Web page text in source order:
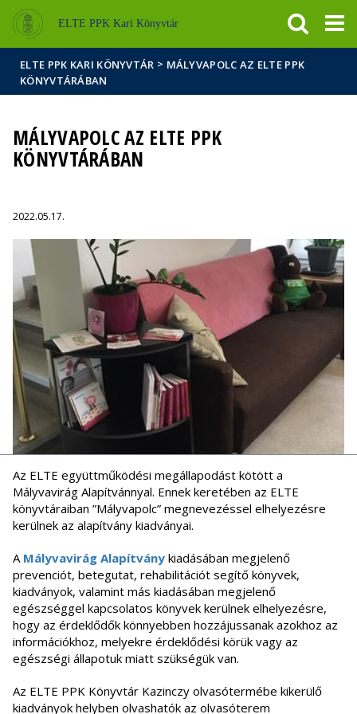
Hírek
Események
ELTE a
sajtóban
ELTE PPK Kari Könyvtár
ELTE PPK KARI KÖNYVTÁR > MÁLYVAPOLC AZ ELTE PPK
KÖNYVTÁRÁBAN
MÁLYVAPOLC AZ ELTE PPK
KÖNYVTÁRÁBAN
2022.05.17.
Az ELTE együttműködési megállapodást kötött a
Mályvavirág Alapítvánnyal. Ennek keretében az ELTE
könyvtáraiban ”Mályvapolc” megnevezéssel elhelyezésre
kerülnek az alapítvány kiadványai.
A Mályvavirág Alapítvány kiadásában megjelenő
prevenciót, betegutat, rehabilitációt segítő könyvek,
kiadványok, valamint más kiadásában megjelenő
egészséggel kapcsolatos könyvek kerülnek elhelyezésre,
hogy az érdeklődők könnyebben hozzájussanak azokhoz az
információkhoz, melyekre érdeklődési körük vagy az
egészségi állapotuk miatt szükségük van.
Az ELTE PPK Könyvtár Kazinczy olvasótermébe kikerülő
kiadványok helyben olvashatók az olvasóterem